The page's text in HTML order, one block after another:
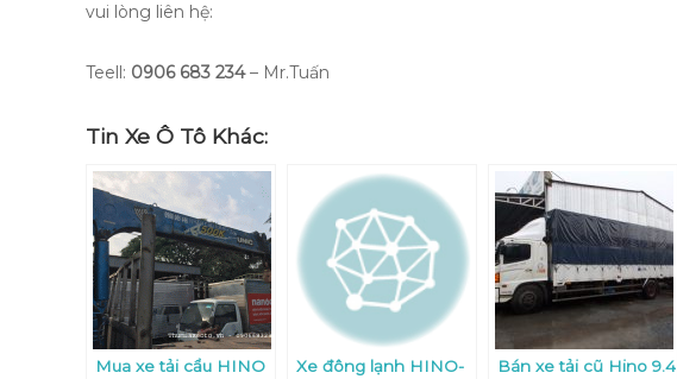
vui lòng liên hệ:
Teell: 0906 683 234– Mr.Tuấn
Tin Xe Ô Tô Khác:
Mua xe tải cẩu HINO
Xe đông lạnh HINO-
Bán xe tải cũ Hino 9.4